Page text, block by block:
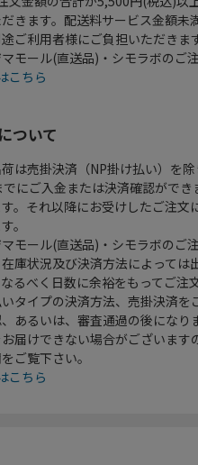
きます。配送料サービス金額未
ご利用者様にご負担いただきます
モール(直送品)・シモラボのご
こちら
ついて
は売掛決済（NP掛け払い）を
にご入金または決済確認がで
。それ以降にお受けしたご注文
。
モール(直送品)・シモラボのご
庫状況及び決済方法によっては
るべく日数に余裕をもってご注
タイプの決済方法、売掛決済を
あるいは、審査通過の後になり
届けできない場合がございます
ご覧下さい。
こちら